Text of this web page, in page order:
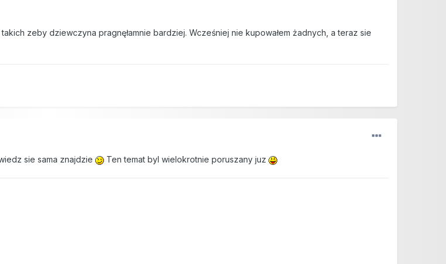
zeby dziewczyna pragnęłamnie bardziej. Wcześniej nie kupowałem żadnych, a teraz sie
sie sama znajdzie Ten temat byl wielokrotnie poruszany juz